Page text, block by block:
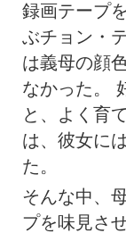
録画テープ
ぶチョン・
は義母の顔
なかった。
と、よく育
は、彼女に
た。
そんな中、
プを味見さ